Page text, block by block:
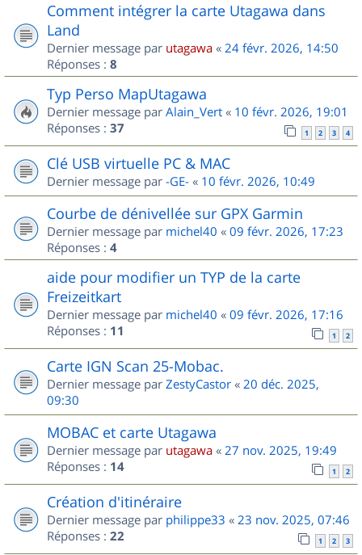
Comment intégrer la carte Utagawa dans
Land
Dernier message par utagawa « 24 févr. 2026, 14:50
Réponses : 8
Typ Perso MapUtagawa
Dernier message par Alain_Vert « 10 févr. 2026, 19:01
Réponses : 37 1 2 3 4
Clé USB virtuelle PC & MAC
Dernier message par -GE- « 10 févr. 2026, 10:49
Courbe de dénivellée sur GPX Garmin
Dernier message par michel40 « 09 févr. 2026, 17:23
Réponses : 4
aide pour modifier un TYP de la carte
Freizeitkart
Dernier message par michel40 « 09 févr. 2026, 17:16
Réponses : 11 1 2
Carte IGN Scan 25-Mobac.
Dernier message par ZestyCastor « 20 déc. 2025,
09:30
MOBAC et carte Utagawa
Dernier message par utagawa « 27 nov. 2025, 19:49
Réponses : 14 1 2
Création d'itinéraire
Dernier message par philippe33 « 23 nov. 2025, 07:46
Réponses : 22 1 2 3